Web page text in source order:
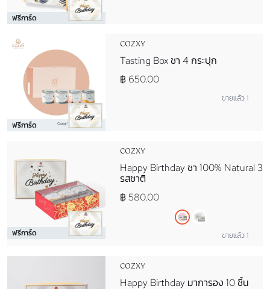
ฟรีการ์ด
ฟรีการ์ด
COZXY
Tasting Box ชา 4 กระปุก
฿ 650.00
ขายแล้ว 1
ฟรีการ์ด
COZXY
Happy Birthday ชา 100% Natural 3
รสชาติ
฿ 580.00
ขายแล้ว 1
COZXY
Happy Birthday มาการอง 10 ชิ้น